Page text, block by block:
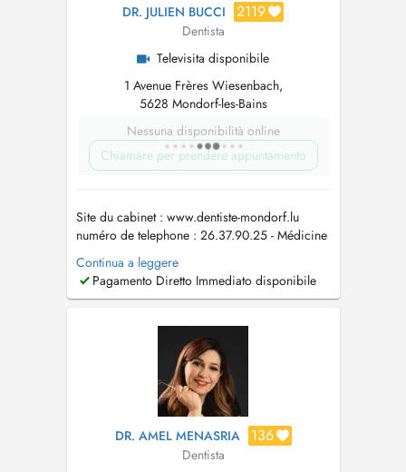
DR. JULIEN BUCCI 2119
Dentista
Televisita disponibile
1 Avenue Frères Wiesenbach,
5628 Mondorf-les-Bains
Nessuna disponibilità online
Chiamare per prendere appuntamento
Site du cabinet : www.dentiste-mondorf.lu
numéro de telephone : 26.37.90.25 - Médicine
Dentaire Génerale - Prosthèse fixe et amovible -
Implantologie dentaire -Parodontologie -
Orthodontie par gouttières d'allignement -
Continua a leggere
Pagamento Diretto Immediato disponibile
DR. AMEL MENASRIA 136
Dentista